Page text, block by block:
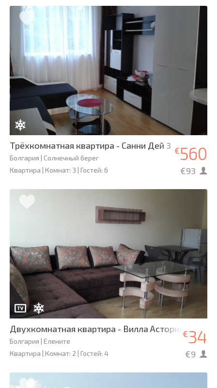
Трёхкомнатная квартира - Санни Дей 3
Болгария | Солнечный берег
Квартира | Комнат: 3 | Гостей: 6
€560
€93
Двухкомнатная квартира - Вилла Астория 2
Болгария | Елените
Квартира | Комнат: 2 | Гостей: 4
€34
€9